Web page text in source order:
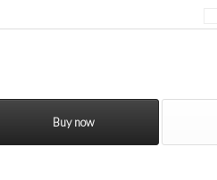
Buy now